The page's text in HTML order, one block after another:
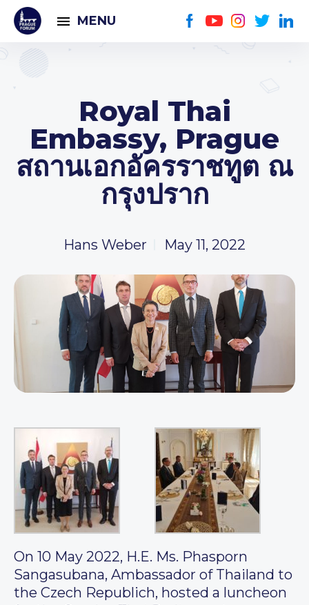
MENU
Royal Thai
Embassy, Prague
สถานเอกอัครราชทูต ณ
กรุงปราก
Hans Weber May 11, 2022
On 10 May 2022, H.E. Ms. Phasporn
Sangasubana, Ambassador of Thailand to
the Czech Republich, hosted a luncheon